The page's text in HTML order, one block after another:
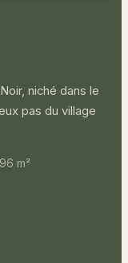
niché dans le
pas du village
m²